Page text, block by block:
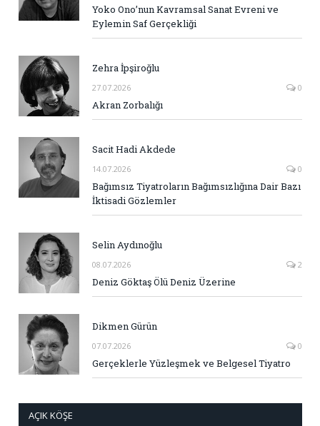
Yoko Ono’nun Kavramsal Sanat Evreni ve
Eylemin Saf Gerçekliği
Zehra İpşiroğlu
27.07.2026 0
Akran Zorbalığı
Sacit Hadi Akdede
14.07.2026 0
Bağımsız Tiyatroların Bağımsızlığına Dair Bazı
İktisadi Gözlemler
Selin Aydınoğlu
08.07.2026 2
Deniz Göktaş Ölü Deniz Üzerine
Dikmen Gürün
07.07.2026 0
Gerçeklerle Yüzleşmek ve Belgesel Tiyatro
AÇIK KÖŞE